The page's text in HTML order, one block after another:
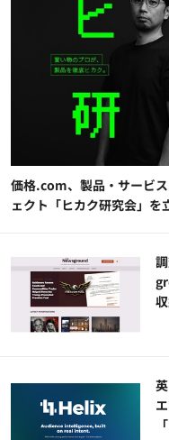
価格.com、製品・サービ
ェクト「ヒカク研究会」を